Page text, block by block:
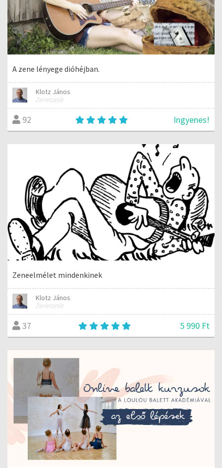
A zene lényege dióhéjban.
Klotz János
Zenetanár
92 Ingyenes!
Zeneelmélet mindenkinek
Klotz János
Zenetanár
37 5 990 Ft